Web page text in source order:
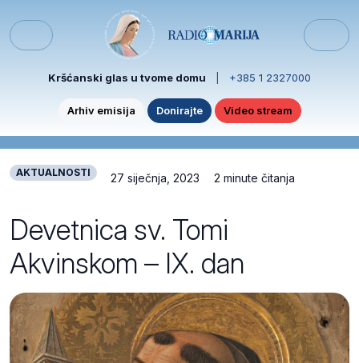
Menu
Kršćanski glas u tvome domu +385 1 2327000
Arhiv emisija Donirajte Video stream
AKTUALNOSTI 27 siječnja, 2023 2 minute čitanja
Devetnica sv. Tomi
Akvinskom – IX. dan